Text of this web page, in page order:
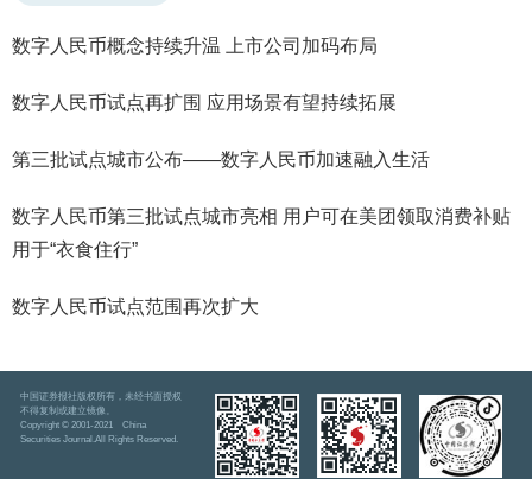
数字人民币概念持续升温 上市公司加码布局
数字人民币试点再扩围 应用场景有望持续拓展
第三批试点城市公布——数字人民币加速融入生活
数字人民币第三批试点城市亮相 用户可在美团领取消费补贴
用于“衣食住行”
数字人民币试点范围再次扩大
中国证券报社版权所有，未经书面授权
不得复制或建立镜像。
Copyright © 2001-2021 China
Securities Journal.All Rights Reserved.